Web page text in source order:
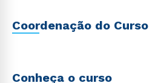
Coordenação do Curso
Conheça o curso